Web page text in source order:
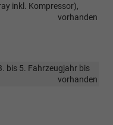
inkl. Kompressor),
vorhanden
bis 5. Fahrzeugjahr bis
vorhanden